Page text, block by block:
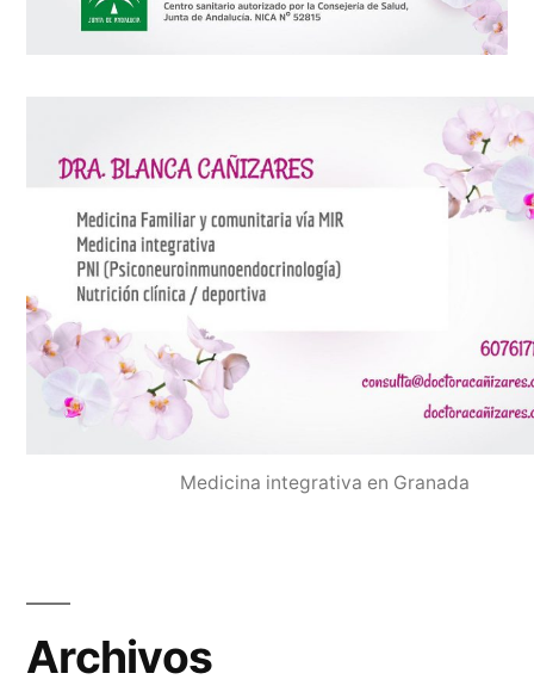
Medicina integrativa en Granada
Archivos